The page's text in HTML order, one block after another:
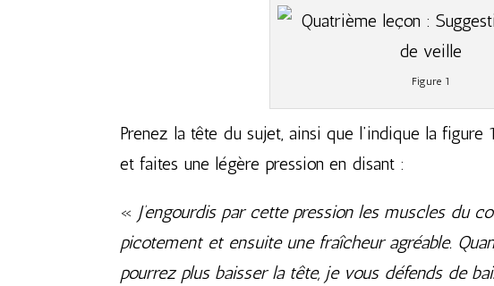
Figure 1
Prenez la tête du sujet, ainsi que l’indique la
et faites une légère pression en disant :
« J’engourdis par cette pression les muscles du
picotement et ensuite une fraîcheur agréable.
pourrez plus baisser la tête, je vous défends de